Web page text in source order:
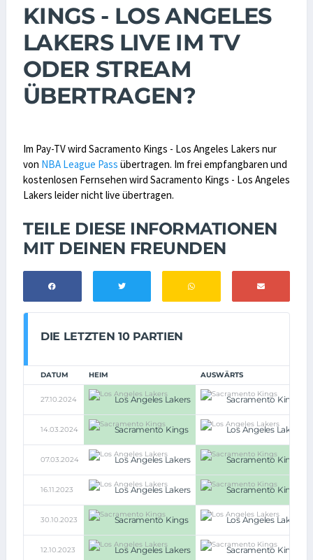
KINGS - LOS ANGELES
LAKERS LIVE IM TV
ODER STREAM
ÜBERTRAGEN?
Im Pay-TV wird Sacramento Kings - Los Angeles Lakers nur
von NBA League Pass übertragen. Im frei empfangbaren und
kostenlosen Fernsehen wird Sacramento Kings - Los Angeles
Lakers leider nicht live übertragen.
TEILE DIESE INFORMATIONEN
MIT DEINEN FREUNDEN
DIE LETZTEN 10 PARTIEN
DATUM HEIM AUSWÄRTS
27.10.2024 Los Angeles Lakers Sacramento Kings
14.03.2024 Sacramento Kings Los Angeles Lakers
07.03.2024 Los Angeles Lakers Sacramento Kings
16.11.2023 Los Angeles Lakers Sacramento Kings
30.10.2023 Sacramento Kings Los Angeles Lakers
12.10.2023 Los Angeles Lakers Sacramento Kings